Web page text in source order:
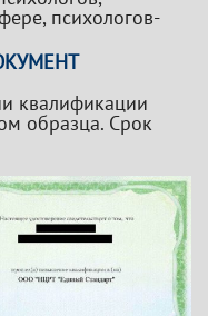
психологов-
квалификации
образца. Срок